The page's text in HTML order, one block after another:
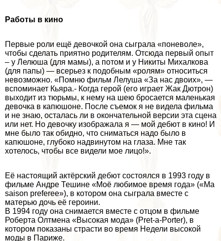
Работы в кино
Первые роли ещё дeвoчкой она сыграла «поневоле»,
чтобы сделать приятно родителям. Отсюда первый опыт
– у Лелюша (для мамы), а потом и у Никиты Михалкова
(для папы) — всерьез к подобным «ролям» относиться
невозможно. «Помню фильм Лелуша «За нас двоих», —
вспоминает Кьяра.- Когда герой (его играет Жак Дютрон)
выходит из тюрьмы, к нему на шею бросается маленькая
дeвoчка в капюшоне. После съемок я не видела фильма
и не знаю, осталась ли в окончательной версии эта сцена
или нет. Но дeвoчку изображала я — мой дебют в кино! И
мне было так обидно, что сниматься надо было в
капюшоне, глубоко надвинутом на глаза. Мне так
хотелось, чтобы все видели мое лицо!».
Её настоящий актёрский дебют состоялся в 1993 году в
фильме Андре Тешине «Моё любимое время года» («Ma
saison prеfеrеe»), в котором она сыграла вместе с
матерью дочь её героини.
В 1994 году она снимается вместе с отцом в фильме
Роберта Олтмена «Высокая мода» (Prеt-а-Porter), в
котором показаны страсти во время Недели высокой
моды в Париже.